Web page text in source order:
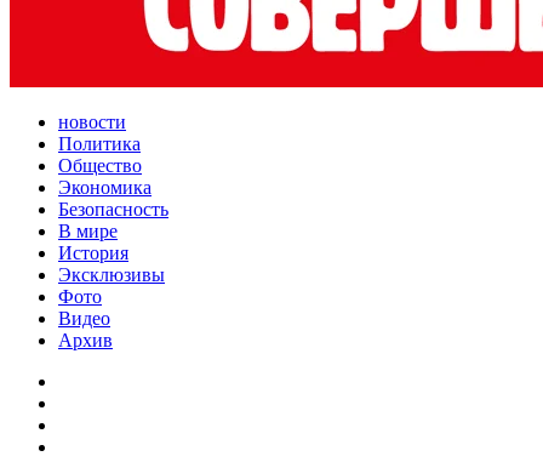
новости
Политика
Общество
Экономика
Безопасность
В мире
История
Эксклюзивы
Фото
Видео
Архив